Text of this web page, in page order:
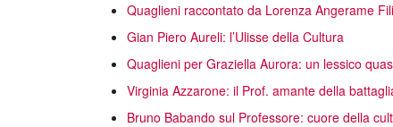
Quaglieni raccontato da Lorenza Angerame
Gian Piero Aureli: l’Ulisse della Cultura
Quaglieni per Graziella Aurora: un lessico
Virginia Azzarone: il Prof. amante della
Bruno Babando sul Professore: cuore della